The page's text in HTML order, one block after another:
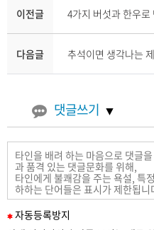
이전글 4가지 버섯과 한우
다음글 추석이면 생각나는
댓글쓰기
필자동등록방지